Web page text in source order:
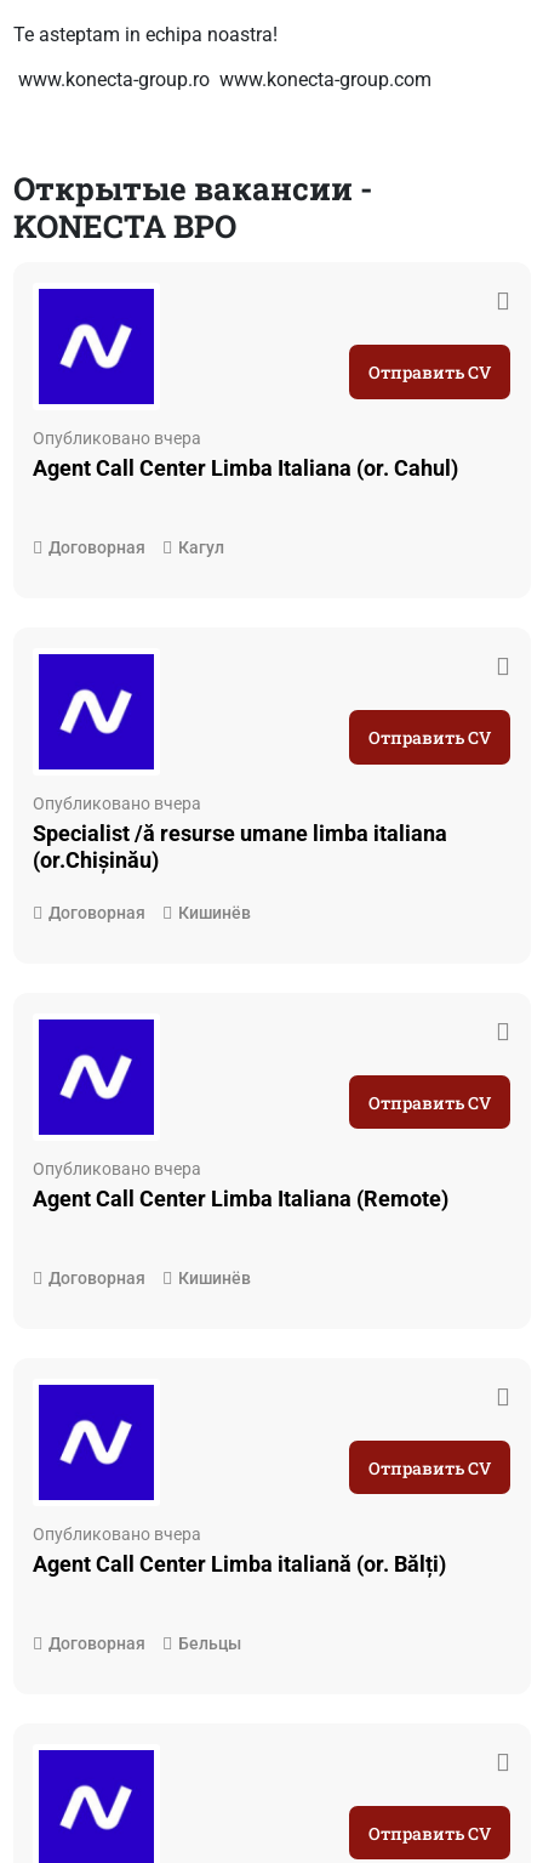
Te asteptam in echipa noastra!
www.konecta-group.ro www.konecta-group.com
Открытые вакансии -
KONECTA BPO
Опубликовано вчера
Agent Call Center Limba Italiana (or. Cahul)
Договорная Кагул
Отправить CV
Опубликовано вчера
Specialist /ă resurse umane limba italiana
(or.Chișinău)
Договорная Кишинёв
Отправить CV
Опубликовано вчера
Agent Call Center Limba Italiana (Remote)
Договорная Кишинёв
Отправить CV
Опубликовано вчера
Agent Call Center Limba italiană (or. Bălți)
Договорная Бельцы
Отправить CV
Отправить CV